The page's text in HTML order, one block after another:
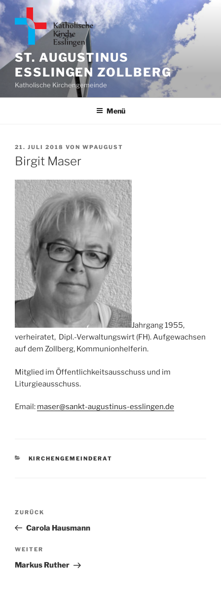
Zum
Inhalt
springen
ST. AUGUSTINUS
ESSLINGEN ZOLLBERG
Katholische Kirchengemeinde
Menü
VERÖFFENTLICHT
AM
21. JULI 2018 VON WPAUGUST
Birgit Maser
Jahrgang 1955,
verheiratet, Dipl.-Verwaltungswirt (FH). Aufgewachsen
auf dem Zollberg, Kommunionhelferin.
Mitglied im Öffentlichkeitsausschuss und im
Liturgieausschuss.
Email: maser@sankt-augustinus-esslingen.de
KATEGORIEN
KIRCHENGEMEINDERAT
Beitragsnavigation
Vorheriger
Beitrag
ZURÜCK
Carola Hausmann
Nächster
Beitrag
WEITER
Markus Ruther